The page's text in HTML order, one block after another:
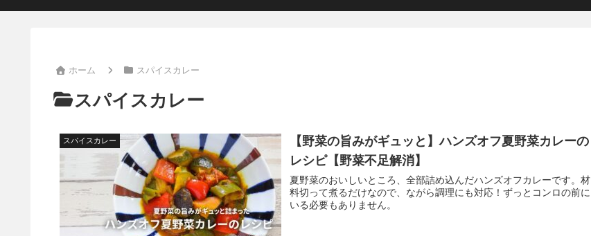
ホーム スパイスカレー
スパイスカレー
スパイスカレー
【野菜の旨みがギュッと】ハンズオフ夏野菜カレーの
レシピ【野菜不足解消】
夏野菜のおいしいところ、全部詰め込んだハンズオフカレーです。材
料切って煮るだけなので、ながら調理にも対応！ずっとコンロの前に
いる必要もありません。